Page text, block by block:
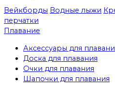
Вейкборды Водные лыжи
перчатки
Плавание
Аксессуары для
Доска для плавания
Очки для плавания
Шапочки для плавания